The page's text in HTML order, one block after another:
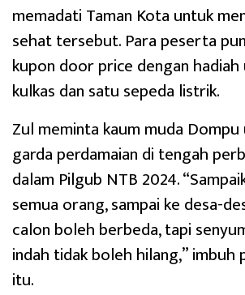
memadati Taman Kota untuk
sehat tersebut. Para peserta
kupon door price dengan
kulkas dan satu sepeda listrik.
Zul meminta kaum muda
garda perdamaian di tengah
dalam Pilgub NTB 2024.
semua orang, sampai ke desa-
calon boleh berbeda, tapi
indah tidak boleh hilang,” imbuh
itu.